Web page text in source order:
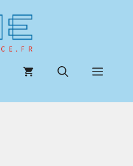
Menu